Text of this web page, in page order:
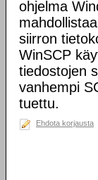
ohjelma
siirron
WinSCP
tiedostojen
vanhempi
tuettu.
Ehdota korjausta